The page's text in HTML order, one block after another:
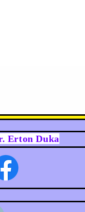
Erton Duka